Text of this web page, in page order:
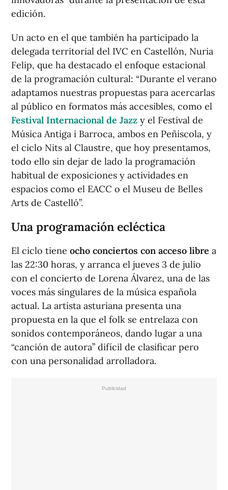
edición.
Un acto en el que también ha participado la
delegada territorial del IVC en Castellón, Nuria
Felip, que ha destacado el enfoque estacional
de la programación cultural: “Durante el verano
adaptamos nuestras propuestas para acercarlas
al público en formatos más accesibles, como el
Festival Internacional de Jazz y el Festival de
Música Antiga i Barroca, ambos en Peñíscola, y
el ciclo Nits al Claustre, que hoy presentamos,
todo ello sin dejar de lado la programación
habitual de exposiciones y actividades en
espacios como el EACC o el Museu de Belles
Arts de Castelló”.
Una programación ecléctica
El ciclo tiene ocho conciertos con acceso libre a
las 22:30 horas, y arranca el jueves 3 de julio
con el concierto de Lorena Álvarez, una de las
voces más singulares de la música española
actual. La artista asturiana presenta una
propuesta en la que el folk se entrelaza con
sonidos contemporáneos, dando lugar a una
“canción de autora” difícil de clasificar pero
con una personalidad arrolladora.